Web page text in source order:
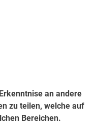
an andere
zu teilen, welche auf
Bereichen.